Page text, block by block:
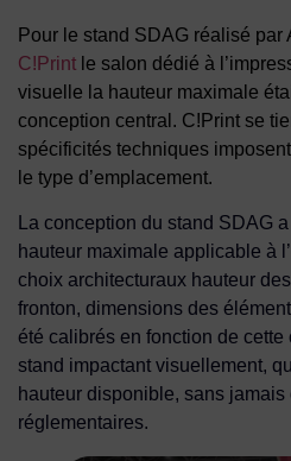
Pour le stand SDAG réalisé
C!Print le salon dédié à
visuelle la hauteur maximale
conception central. C!Print se
spécificités techniques
le type d’emplacement.
La conception du stand SDAG
hauteur maximale applicable à
choix architecturaux hauteur
fronton, dimensions des
été calibrés en fonction de cette
stand impactant visuellement,
hauteur disponible, sans
réglementaires.